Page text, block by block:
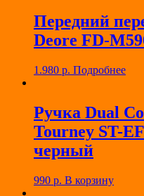
Передний
Deore FD-
1.980 р. Подробнее
Ручка Dual
Tourney ST-
черный
990 р. В корзину